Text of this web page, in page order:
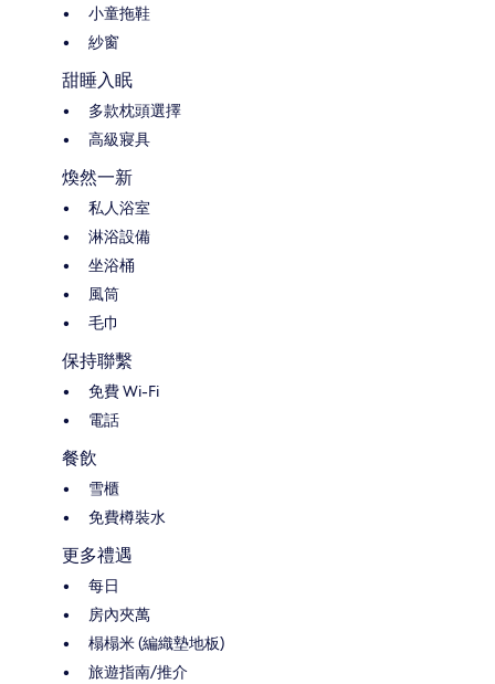
小童拖鞋
紗窗
甜睡入眠
多款枕頭選擇
高級寢具
煥然一新
私人浴室
淋浴設備
坐浴桶
風筒
毛巾
保持聯繫
免費 Wi-Fi
電話
餐飲
雪櫃
免費樽裝水
更多禮遇
每日
房內夾萬
榻榻米 (編織墊地板)
旅遊指南/推介